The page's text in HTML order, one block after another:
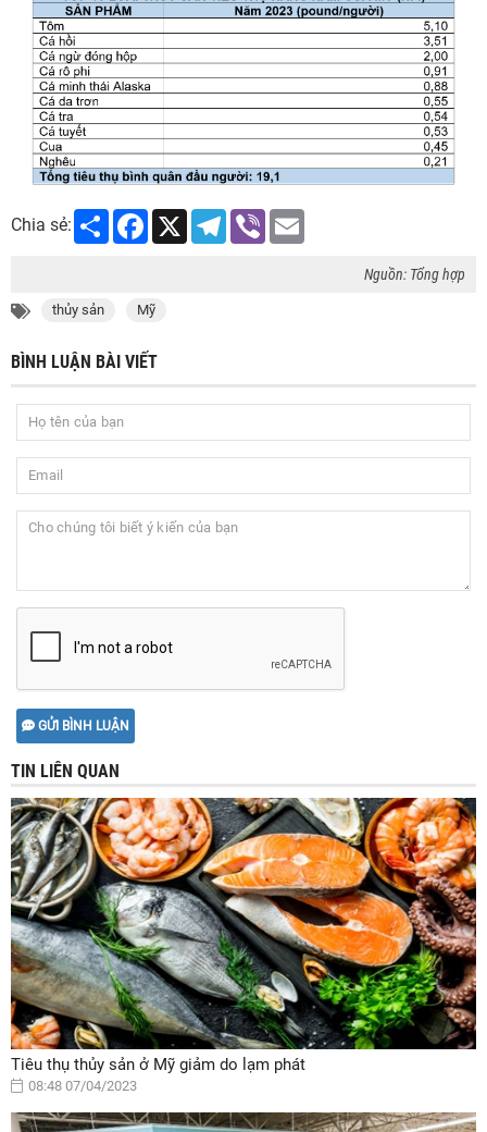
Chia sẻ: Share Facebook
X Telegram
Viber
Nguồn: Tổng hợp
thủy sản Mỹ
BÌNH LUẬN BÀI VIẾT
GỬI BÌNH LUẬN
TIN LIÊN QUAN
Tiêu thụ thủy sản ở Mỹ giảm do lạm phát
08:48 07/04/2023